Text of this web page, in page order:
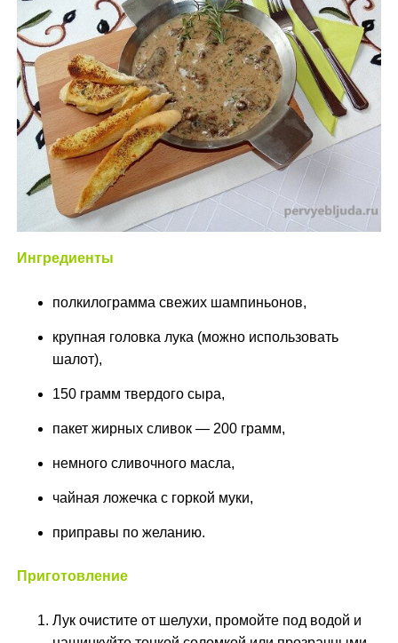
Ингредиенты
полкилограмма свежих шампиньонов,
крупная головка лука (можно использовать
шалот),
150 грамм твердого сыра,
пакет жирных сливок — 200 грамм,
немного сливочного масла,
чайная ложечка с горкой муки,
приправы по желанию.
Приготовление
Лук очистите от шелухи, промойте под водой и